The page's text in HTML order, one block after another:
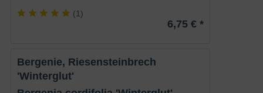
(1)
6,75 € *
Bergenie, Riesensteinbrech
'Winterglut'